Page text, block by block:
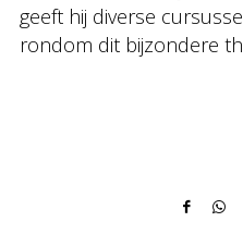
geeft hij diverse
rondom dit bijzondere